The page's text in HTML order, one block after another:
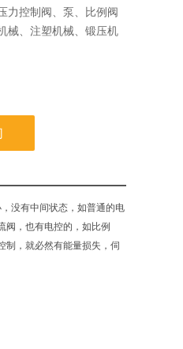
力控制阀、泵、比例阀
械、注塑机械、锻压机
没有中间状态，如普通的电
阀，也有电控的，如比例
制，就必然有能量损失，伺